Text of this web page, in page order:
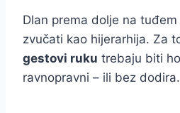
Dlan prema dolje na
zvučati kao hijerarhija. Za
gestovi ruku trebaju biti
ravnopravni – ili bez dodira.